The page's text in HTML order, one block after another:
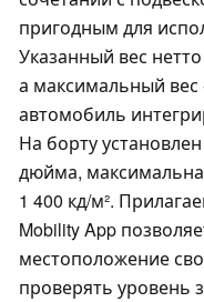
пригодным для
Указанный вес
а максимальный вес
автомобиль
На борту
дюйма,
1 400 кд/м².
Mobility App
местоположение
проверять уровень